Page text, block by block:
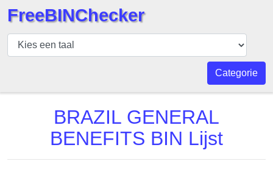
BIN
Controleur
API
FreeBINChecker
Categorie
BRAZIL GENERAL
BENEFITS BIN Lijst